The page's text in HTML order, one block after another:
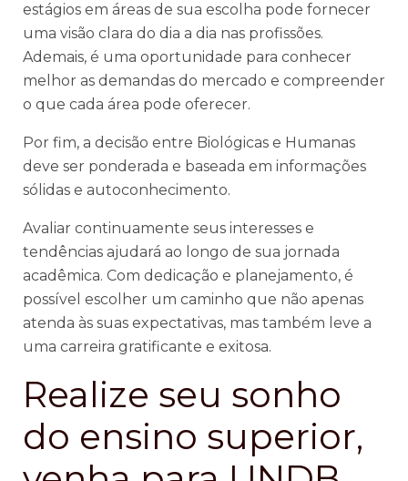
estágios em áreas de sua escolha pode fornecer
uma visão clara do dia a dia nas profissões.
Ademais, é uma oportunidade para conhecer
melhor as demandas do mercado e compreender
o que cada área pode oferecer.
Por fim, a decisão entre Biológicas e Humanas
deve ser ponderada e baseada em informações
sólidas e autoconhecimento.
Avaliar continuamente seus interesses e
tendências ajudará ao longo de sua jornada
acadêmica. Com dedicação e planejamento, é
possível escolher um caminho que não apenas
atenda às suas expectativas, mas também leve a
uma carreira gratificante e exitosa.
Realize seu sonho
do ensino superior,